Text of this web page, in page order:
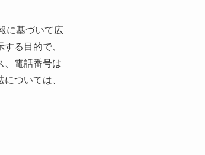
に基づいて広
る目的で、
、電話番号は
ついては、